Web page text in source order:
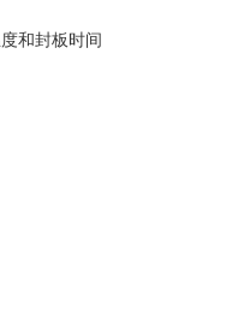
和封板时间